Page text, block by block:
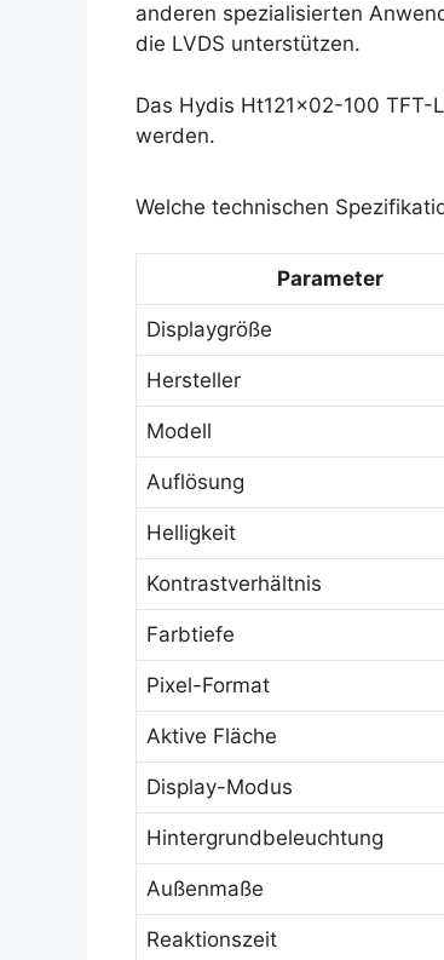
anderen spezialisierten
die LVDS unterstützen.
Das Hydis Ht121x02-100
werden.
Welche technischen
Parameter
Displaygröße
Hersteller
Modell
Auflösung
Helligkeit
Kontrastverhältnis
Farbtiefe
Pixel-Format
Aktive Fläche
Display-Modus
Hintergrundbeleuchtung
Außenmaße
Reaktionszeit